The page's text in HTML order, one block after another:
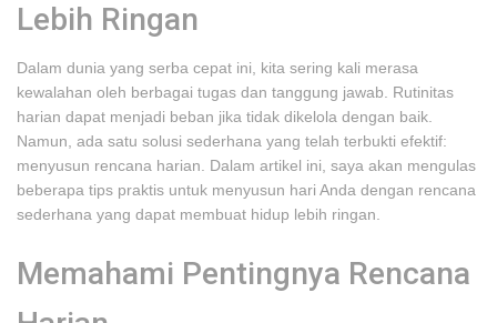
Lebih Ringan
Dalam dunia yang serba cepat ini, kita sering kali merasa
kewalahan oleh berbagai tugas dan tanggung jawab. Rutinitas
harian dapat menjadi beban jika tidak dikelola dengan baik.
Namun, ada satu solusi sederhana yang telah terbukti efektif:
menyusun rencana harian. Dalam artikel ini, saya akan mengulas
beberapa tips praktis untuk menyusun hari Anda dengan rencana
sederhana yang dapat membuat hidup lebih ringan.
Memahami Pentingnya Rencana